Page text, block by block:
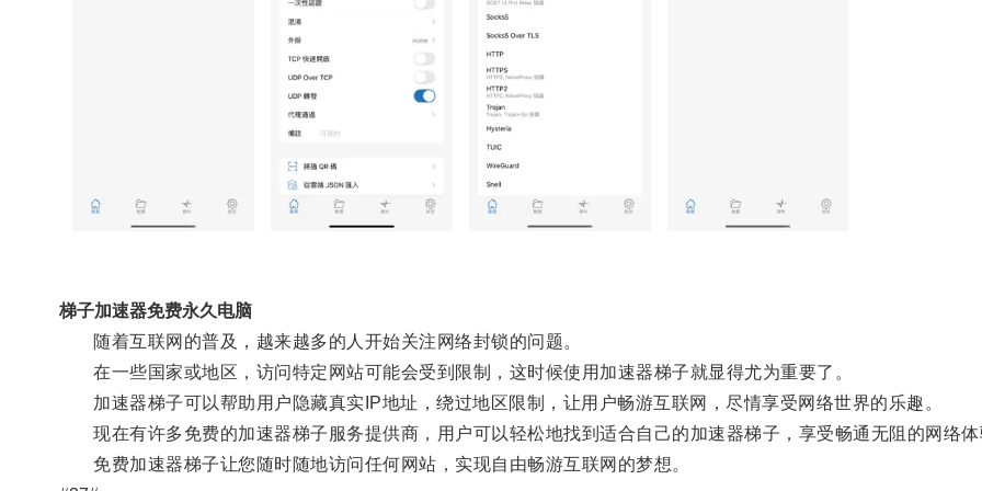
梯子加速器免费永久电脑
随着互联网的普及，越来越多的人开始关注网络封锁的问题。
在一些国家或地区，访问特定网站可能会受到限制，这时候使用加速器梯子就显得尤为重要了。
加速器梯子可以帮助用户隐藏真实IP地址，绕过地区限制，让用户畅游互联网，尽情享受网络世界的乐趣。
现在有许多免费的加速器梯子服务提供商，用户可以轻松地找到适合自己的加速器梯子，享受畅通无阻的网络
免费加速器梯子让您随时随地访问任何网站，实现自由畅游互联网的梦想。